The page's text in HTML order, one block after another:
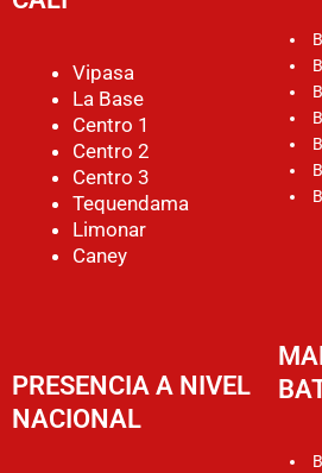
Vipasa
La Base
Centro 1
Centro 2
Centro 3
Tequendama
Limonar
Caney
PRESENCIA A NIVEL
NACIONAL